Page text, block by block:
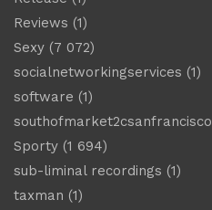
Reviews (1)
Sexy (7 072)
socialnetworkingservices (1)
software (1)
southofmarket2csanfrancisco
Sporty (1 694)
sub-liminal recordings (1)
taxman (1)